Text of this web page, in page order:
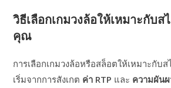
วิธีเลือกเกมวงล้อให้เหมาะกับส
คุณ
การเลือกเกมวงล้อหรือสล็อตให้เหมาะกับ
เริ่มจากการสังเกต ค่า RTP และ ความผัน